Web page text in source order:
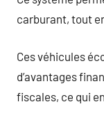
carburant, tout
Ces véhicules
d’avantages
fiscales, ce qui